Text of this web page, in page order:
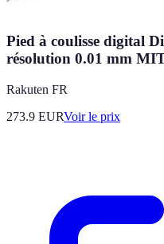
Pied à coulisse digital
résolution 0.01 mm
Rakuten FR
273.9 EURVoir le prix